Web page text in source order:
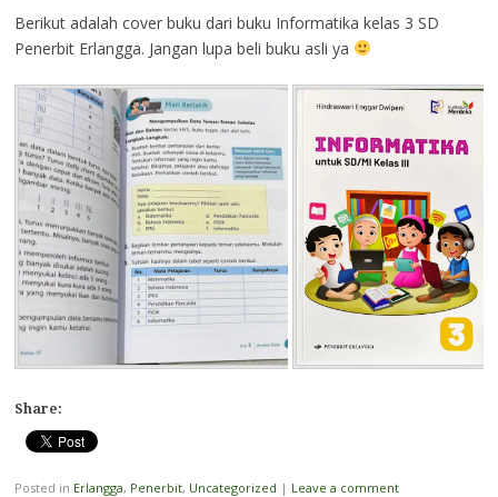
Berikut adalah cover buku dari buku Informatika kelas 3 SD
Penerbit Erlangga. Jangan lupa beli buku asli ya
Share:
Posted in Erlangga, Penerbit, Uncategorized | Leave a comment